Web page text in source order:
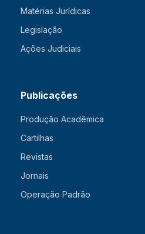
Matérias Jurídicas
Legislação
Ações Judiciais
Publicações
Produção Acadêmica
Cartilhas
Revistas
Jornais
Operação Padrão